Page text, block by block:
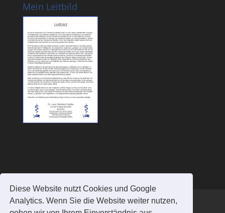
Diese Website nutzt Cookies und Google
Analytics. Wenn Sie die Website weiter nutzen,
Mein Leitbild
Kontakt
Akupunktur Siegburg